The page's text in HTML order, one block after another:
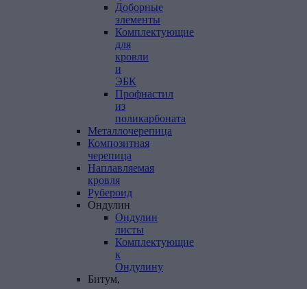
Доборные
элементы
Комплектующие
для
кровли
и
ЭБК
Профнастил
из
поликарбоната
Металлочерепица
Композитная
черепица
Наплавляемая
кровля
Рубероид
Ондулин
Ондулин
листы
Комплектующие
к
Ондулину
Битум,